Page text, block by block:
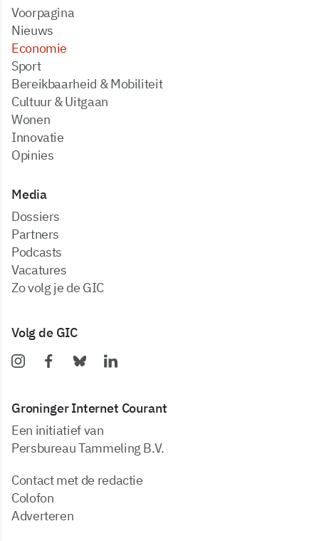
Voorpagina
Nieuws
Economie
Sport
Bereikbaarheid & Mobiliteit
Cultuur & Uitgaan
Wonen
Innovatie
Opinies
Media
dossiers
partners
podcasts
vacatures
zo volg je de GIC
Volg de GIC
Groninger Internet Courant
Een initiatief van
Persbureau Tammeling B.V.
Contact met de redactie
Colofon
Adverteren